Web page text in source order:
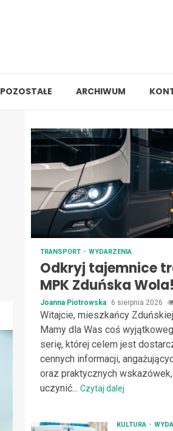
POZOSTAŁE ARCHIWUM
TRANSPORT WYDARZENIA
Odkryj tajemnice
MPK Zduńska Wola!
Joanna Piotrowska 6 sierpnia 2026
Witajcie, mieszkańcy
Mamy dla Was coś
serię, której celem jest
cennych informacji,
oraz praktycznych
uczynić... Czytaj dalej
KULTURA